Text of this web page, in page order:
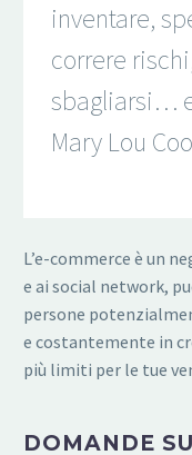
inventare,
correre
sbagliarsi…
Mary Lou
L’e-commerce è un
e ai social network,
persone
e costantemente in
più limiti per le tue
DOMANDE